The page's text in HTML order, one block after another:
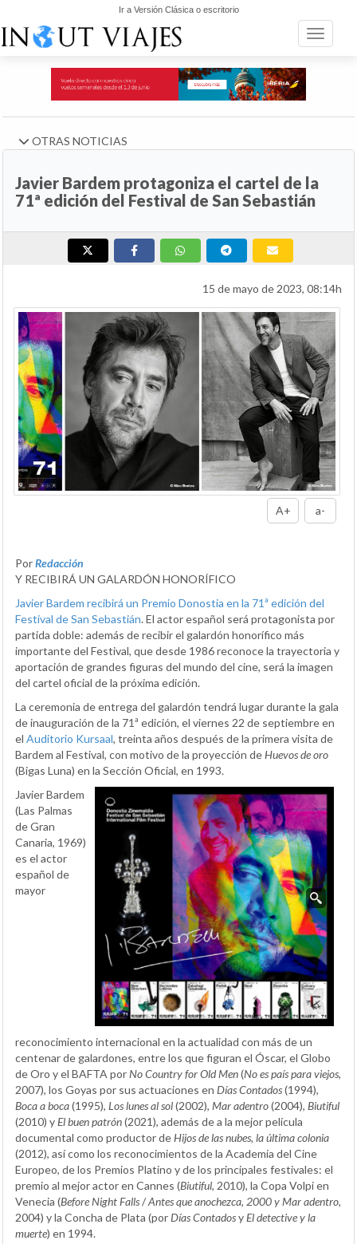
Ir a Versión Clásica o escritorio
Toggle
OTRAS NOTICIAS
Javier Bardem protagoniza el cartel de la
71ª edición del Festival de San Sebastián
15 de mayo de 2023, 08:14h
A+ a-
PorRedacción
Y RECIBIRÁ UN GALARDÓN HONORÍFICO
Javier Bardem recibirá un Premio Donostia en la 71ª edición del
Festival de San Sebastián. El actor español será protagonista por
partida doble: además de recibir el galardón honorífico más
importante del Festival, que desde 1986 reconoce la trayectoria y
aportación de grandes figuras del mundo del cine, será la imagen
del cartel oficial de la próxima edición.
La ceremonia de entrega del galardón tendrá lugar durante la gala
de inauguración de la 71ª edición, el viernes 22 de septiembre en
el Auditorio Kursaal, treinta años después de la primera visita de
Bardem al Festival, con motivo de la proyección deHuevos de oro
(Bigas Luna) en la Sección Oficial, en 1993.
Javier Bardem
(Las Palmas
de Gran
Canaria, 1969)
es el actor
español de
mayor
reconocimiento internacional en la actualidad con más de un
centenar de galardones, entre los que figuran el Óscar, el Globo
de Oro y el BAFTA porNo Country for Old Men(No es país para viejos,
2007), los Goyas por sus actuaciones en Días Contados(1994),
Boca a boca(1995), Los lunes al sol(2002), Mar adentro(2004), Biutiful
(2010) yEl buen patrón(2021), además de a la mejor película
documental como productor deHijos de las nubes, la última colonia
(2012), así como los reconocimientos de la Academia del Cine
Europeo, de los Premios Platino y de los principales festivales: el
premio al mejor actor en Cannes (Biutiful, 2010), la Copa Volpi en
Venecia (Before Night Falls/Antes que anochezca, 2000 y Mar adentro,
2004) y la Concha de Plata (porDías ContadosyEl detective y la
muerte) en 1994.